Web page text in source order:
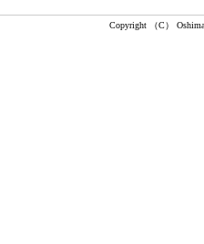
Copyright （C）